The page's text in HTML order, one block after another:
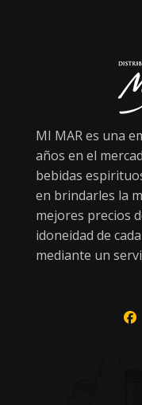
MI MAR es una
años en el
bebidas
en brindarles la
mejores precios
idoneidad de
mediante un